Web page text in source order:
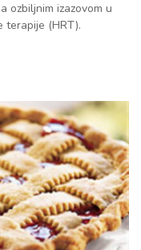
ozbiljnim izazovom u
terapije (HRT).